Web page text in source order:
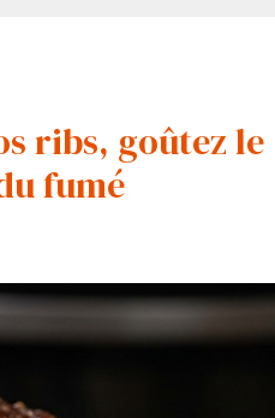
ribs, goûtez le
fumé